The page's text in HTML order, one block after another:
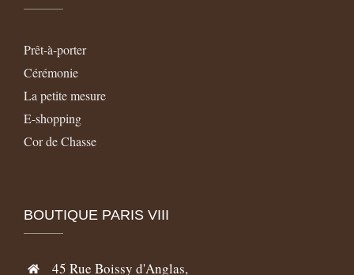
Prêt-à-porter
Cérémonie
La petite mesure
E-shopping
Cor de Chasse
BOUTIQUE PARIS VIII
45 Rue Boissy d'Anglas,